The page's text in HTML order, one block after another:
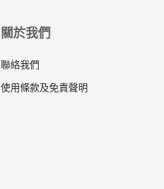
關於我們
聯絡我們
使用條款及免責聲明